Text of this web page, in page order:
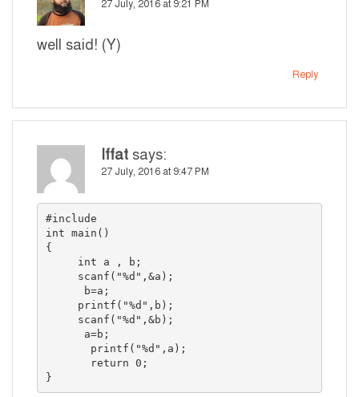
27 July, 2016 at 9:21 PM
well said! (Y)
Reply
Iffat says:
27 July, 2016 at 9:47 PM
#include
int main()
{
     int a , b;
     scanf("%d",&a);
      b=a;
     printf("%d",b);
     scanf("%d",&b);
      a=b;
       printf("%d",a);
       return 0;
}